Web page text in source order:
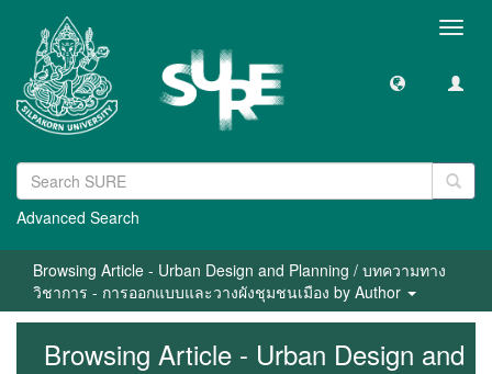
Advanced Search
Browsing Article - Urban Design and Planning / บทความทาง
วิชาการ - การออกแบบและวางผังชุมชนเมือง by Author
Browsing Article - Urban Design and